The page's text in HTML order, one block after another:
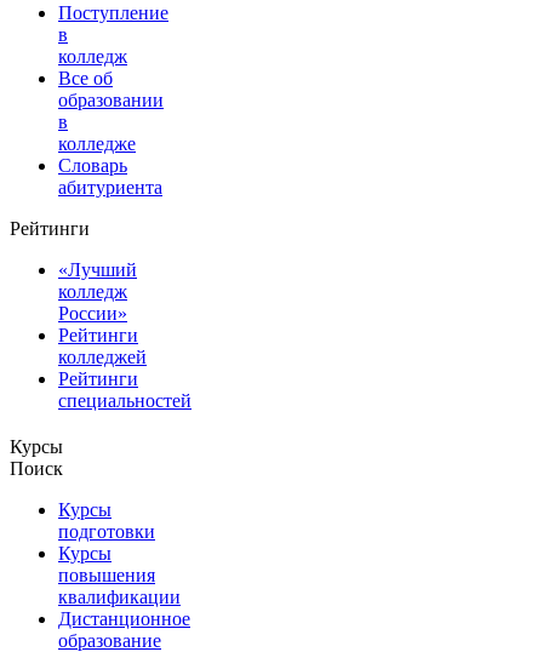
Поступление
в
колледж
Все об
образовании
в
колледже
Словарь
абитуриента
Рейтинги
«Лучший
колледж
России»
Рейтинги
колледжей
Рейтинги
специальностей
Курсы
Поиск
Курсы
подготовки
Курсы
повышения
квалификации
Дистанционное
образование